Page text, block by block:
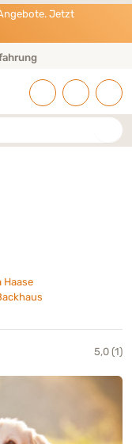
Jetzt
Haase
5,0 (1)